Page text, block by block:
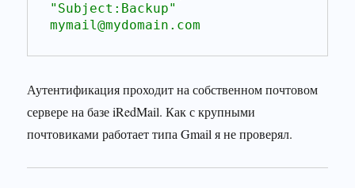
"Subject:Backup"
mymail@mydomain.com
Аутентификация проходит на собственном почтовом
сервере на базе iRedMail. Как с крупными
почтовиками работает типа Gmail я не проверял.